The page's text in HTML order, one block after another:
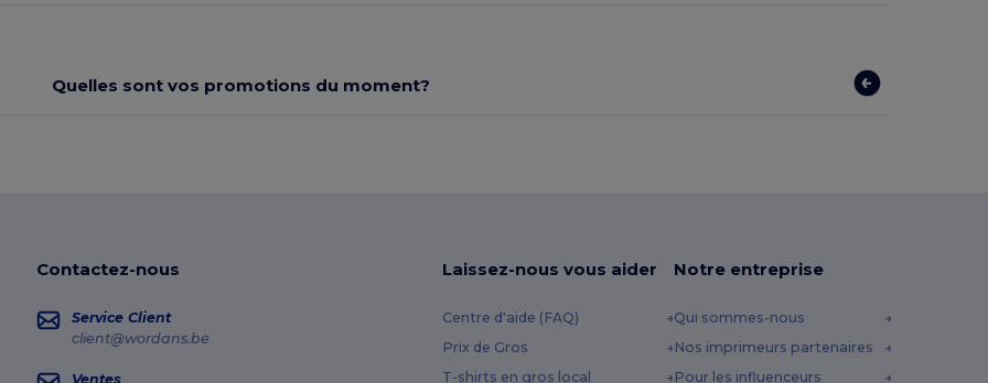
Quelles sont vos promotions du moment?
Contactez-nous
Service Client
client@wordans.be
Ventes
Laissez-nous vous aider
Centre d'aide (FAQ)
Prix de Gros
T-shirts en gros local
Notre entreprise
Qui sommes-nous
Nos imprimeurs partenaires
Pour les influenceurs